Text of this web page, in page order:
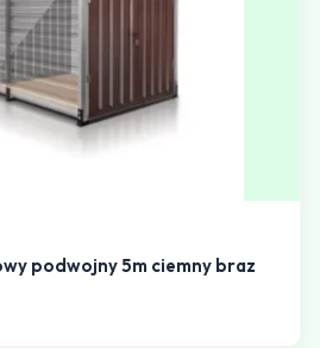
podwojny 5m ciemny braz